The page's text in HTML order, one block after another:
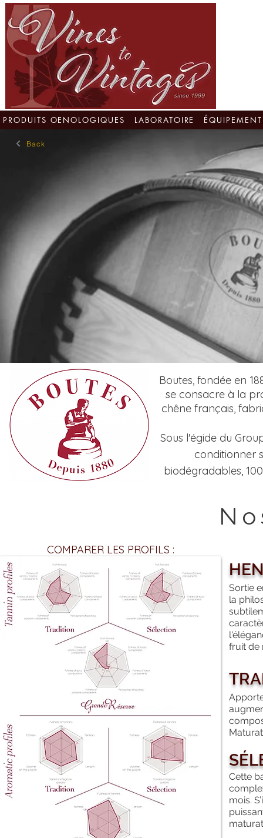
PRODUITS OENOLOGIQUES LABORATOIRE ÉQUIPEMENT
Back
Boutes, fondée en
se consacre à la
chêne français,
Sous l'égide du
conditionner
biodégradables,
COMPARER LES PROFILS :
Sortie
la
fruit de
Cette
mois.